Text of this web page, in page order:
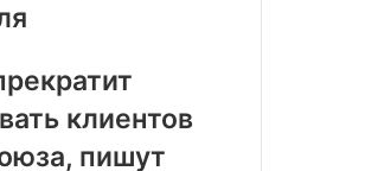
клиентов
пишут